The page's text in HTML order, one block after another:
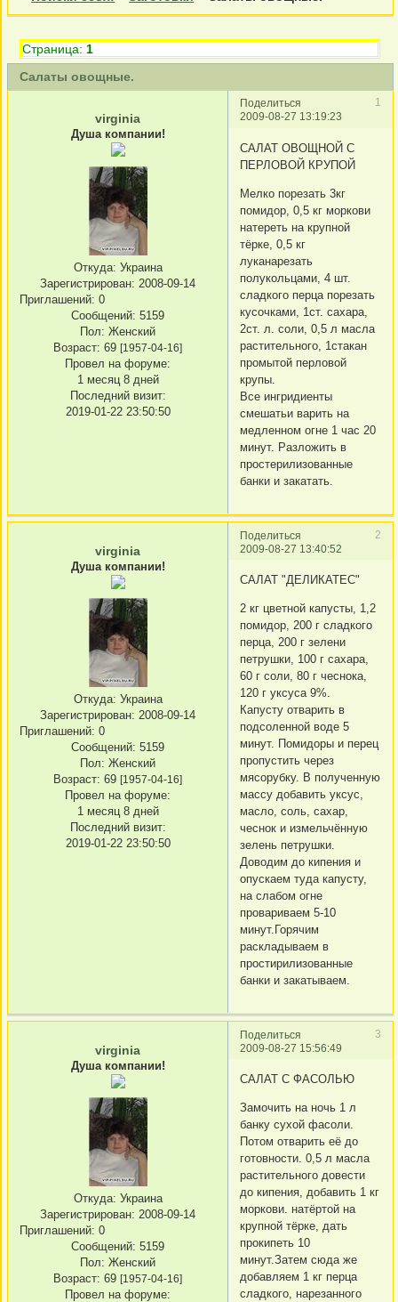
Салаты овощные.
Страница: 1
Поделиться
1
2009-08-27 13:19:23
virginia
Душа компании!
Откуда: Украина
Зарегистрирован: 2008-09-14
Приглашений: 0
Сообщений: 5159
Пол: Женский
Возраст: 69 [1957-04-16]
Провел на форуме:
1 месяц 8 дней
Последний визит:
2019-01-22 23:50:50
САЛАТ ОВОЩНОЙ С
ПЕРЛОВОЙ КРУПОЙ
Мелко порезать 3кг
помидор, 0,5 кг моркови
натереть на крупной
тёрке, 0,5 кг
луканарезать
полукольцами, 4 шт.
сладкого перца порезать
кусочками, 1ст. сахара,
2ст. л. соли, 0,5 л масла
растительного, 1стакан
промытой перловой
крупы.
Все ингридиенты
смешатьи варить на
медленном огне 1 час 20
минут. Разложить в
простерилизованные
банки и закатать.
Поделиться
2
2009-08-27 13:40:52
virginia
Душа компании!
Откуда: Украина
Зарегистрирован: 2008-09-14
Приглашений: 0
Сообщений: 5159
Пол: Женский
Возраст: 69 [1957-04-16]
Провел на форуме:
1 месяц 8 дней
Последний визит:
2019-01-22 23:50:50
САЛАТ "ДЕЛИКАТЕС"
2 кг цветной капусты, 1,2
помидор, 200 г сладкого
перца, 200 г зелени
петрушки, 100 г сахара,
60 г соли, 80 г чеснока,
120 г уксуса 9%.
Капусту отварить в
подсоленной воде 5
минут. Помидоры и перец
пропустить через
мясорубку. В полученную
массу добавить уксус,
масло, соль, сахар,
чеснок и измельчённую
зелень петрушки.
Доводим до кипения и
опускаем туда капусту,
на слабом огне
провариваем 5-10
минут.Горячим
раскладываем в
простирилизованные
банки и закатываем.
Поделиться
3
2009-08-27 15:56:49
virginia
Душа компании!
Откуда: Украина
Зарегистрирован: 2008-09-14
Приглашений: 0
Сообщений: 5159
Пол: Женский
Возраст: 69 [1957-04-16]
Провел на форуме:
САЛАТ С ФАСОЛЬЮ
Замочить на ночь 1 л
банку сухой фасоли.
Потом отварить её до
готовности. 0,5 л масла
растительного довести
до кипения, добавить 1 кг
моркови. натёртой на
крупной тёрке, дать
прокипеть 10
минут.Затем сюда же
добавляем 1 кг перца
сладкого, нарезанного